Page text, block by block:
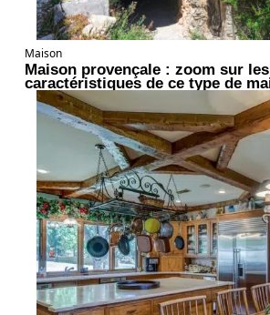
Maison
Maison provençale : zoom sur les
caractéristiques de ce type de